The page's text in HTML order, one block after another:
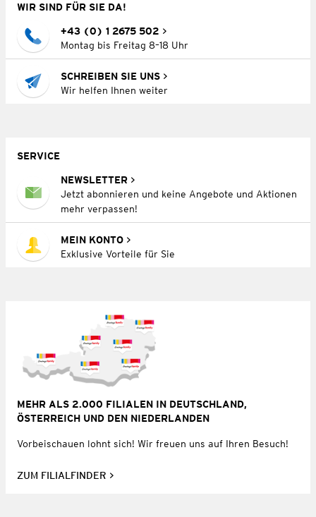
WIR SIND FÜR SIE DA!
+43 (0) 1 2675 502
Montag bis Freitag 8–18 Uhr
SCHREIBEN SIE UNS
Wir helfen Ihnen weiter
SERVICE
NEWSLETTER
Jetzt abonnieren und keine Angebote und Aktionen
mehr verpassen!
MEIN KONTO
Exklusive Vorteile für Sie
MEHR ALS 2.000 FILIALEN IN DEUTSCHLAND,
ÖSTERREICH UND DEN NIEDERLANDEN
Vorbeischauen lohnt sich! Wir freuen uns auf Ihren Besuch!
ZUM FILIALFINDER